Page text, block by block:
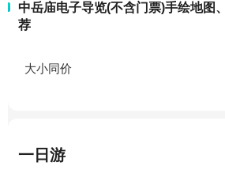
中岳庙电子导览(不含门票)手绘地图
荐
大小同价
一日游